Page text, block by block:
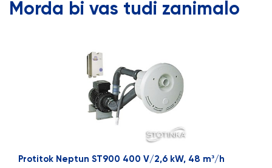
Morda bi vas tudi zanimalo
Protitok Neptun ST900 400 V/2,6 kW, 48 m³/h